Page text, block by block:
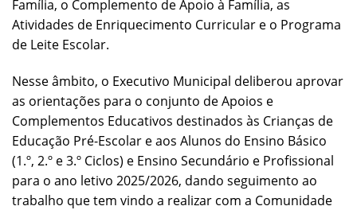
Família, o Complemento de Apoio à Família, as
Atividades de Enriquecimento Curricular e o Programa
de Leite Escolar.
Nesse âmbito, o Executivo Municipal deliberou aprovar
as orientações para o conjunto de Apoios e
Complementos Educativos destinados às Crianças de
Educação Pré-Escolar e aos Alunos do Ensino Básico
(1.º, 2.º e 3.º Ciclos) e Ensino Secundário e Profissional
para o ano letivo 2025/2026, dando seguimento ao
trabalho que tem vindo a realizar com a Comunidade